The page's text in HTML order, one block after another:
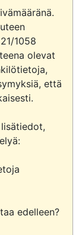
1058
olevat
että
edelleen?